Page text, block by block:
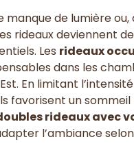
manque de lumière
rideaux deviennent
Les rideaux
dans les
En limitant
favorisent un
rideaux avec
l’ambiance